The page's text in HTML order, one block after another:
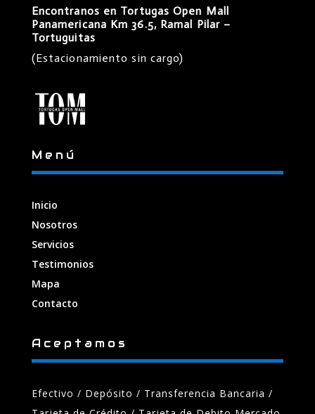
Encontranos en Tortugas Open Mall
Panamericana Km 36.5, Ramal Pilar –
Tortuguitas
(Estacionamiento sin cargo)
Menú
Inicio
Nosotros
Servicios
Testimonios
Mapa
Contacto
Aceptamos
Efectivo / Depósito / Transferencia Bancaria /